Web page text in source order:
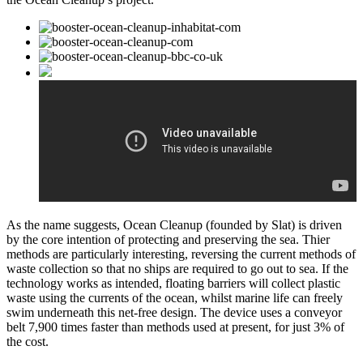
As the name suggests, Ocean Cleanup (founded by Slat) is driven
by the core intention of protecting and preserving the sea. Thier
methods are particularly interesting, reversing the current methods of
waste collection so that no ships are required to go out to sea. If the
technology works as intended, floating barriers will collect plastic
waste using the currents of the ocean, whilst marine life can freely
swim underneath this net-free design. The device uses a conveyor
belt 7,900 times faster than methods used at present, for just 3% of
the cost.